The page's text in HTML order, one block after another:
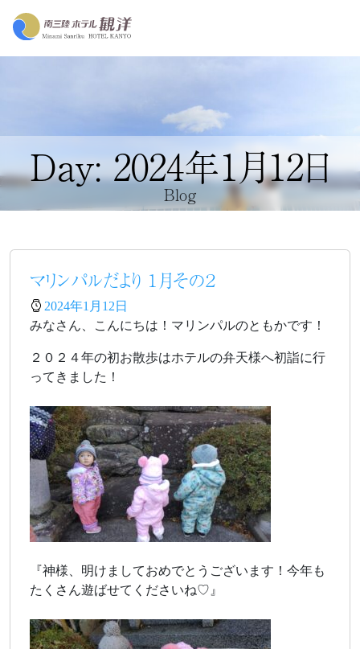
Day: 2024年1月12日
Blog
マリンパルだより １月その２
2024年1月12日
みなさん、こんにちは！マリンパルのともかです！
２０２４年の初お散歩はホテルの弁天様へ初詣に行
ってきました！
『神様、明けましておめでとうございます！今年も
たくさん遊ばせてくださいね♡』